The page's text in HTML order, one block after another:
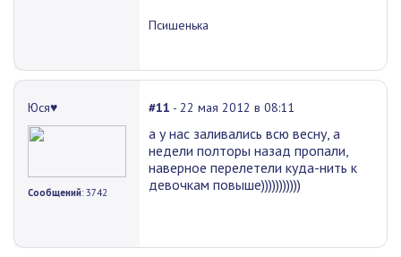
Псишенька
Юся♥
Сообщений: 3742
#11 - 22 мая 2012 в 08:11
а у нас заливались всю весну, а
недели полторы назад пропали,
наверное перелетели куда-нить к
девочкам повыше)))))))))))